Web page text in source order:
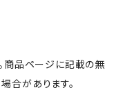
商品ページに記載の無
合があります。